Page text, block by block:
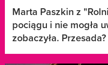
Marta Paszkin z
pociągu i nie mogła
zobaczyła. Przesada?